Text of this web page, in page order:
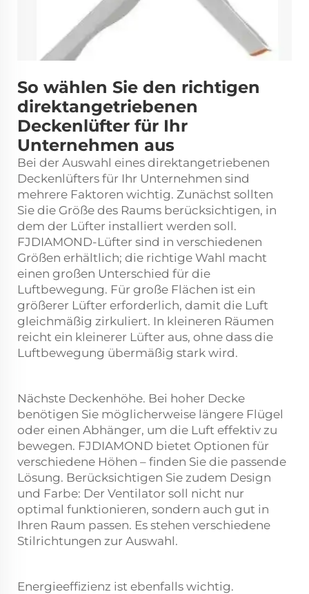
So wählen Sie den richtigen
direktangetriebenen
Deckenlüfter für Ihr
Unternehmen aus
Bei der Auswahl eines direktangetriebenen
Deckenlüfters für Ihr Unternehmen sind
mehrere Faktoren wichtig. Zunächst sollten
Sie die Größe des Raums berücksichtigen, in
dem der Lüfter installiert werden soll.
FJDIAMOND-Lüfter sind in verschiedenen
Größen erhältlich; die richtige Wahl macht
einen großen Unterschied für die
Luftbewegung. Für große Flächen ist ein
größerer Lüfter erforderlich, damit die Luft
gleichmäßig zirkuliert. In kleineren Räumen
reicht ein kleinerer Lüfter aus, ohne dass die
Luftbewegung übermäßig stark wird.
Nächste Deckenhöhe. Bei hoher Decke
benötigen Sie möglicherweise längere Flügel
oder einen Abhänger, um die Luft effektiv zu
bewegen. FJDIAMOND bietet Optionen für
verschiedene Höhen – finden Sie die passende
Lösung. Berücksichtigen Sie zudem Design
und Farbe: Der Ventilator soll nicht nur
optimal funktionieren, sondern auch gut in
Ihren Raum passen. Es stehen verschiedene
Stilrichtungen zur Auswahl.
Energieeffizienz ist ebenfalls wichtig.